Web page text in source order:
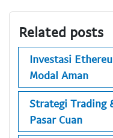
Related posts
Investasi
Modal Aman
Strategi Trading
Pasar Cuan